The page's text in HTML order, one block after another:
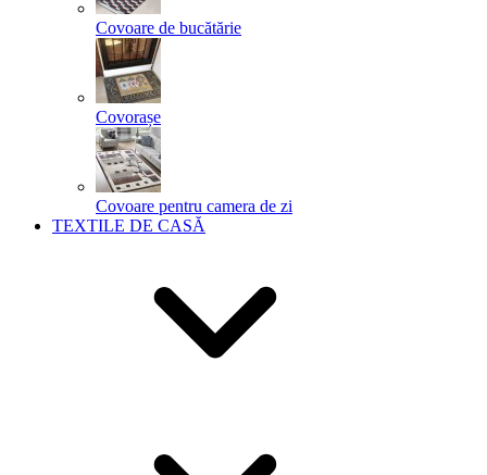
Covoare de bucătărie
Covorașe
Covoare pentru camera de zi
TEXTILE DE CASĂ